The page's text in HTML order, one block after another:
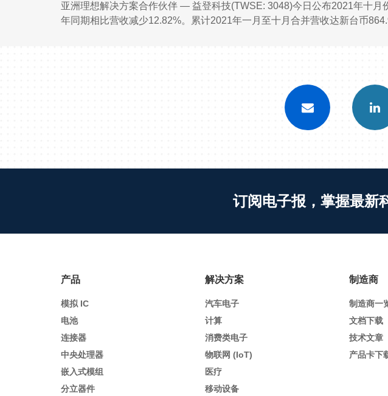
亚洲理想解决方案合作伙伴 ― 益登科技(TWSE: 3048)今日公布2021年十
年同期相比营收减少12.82%。累计2021年一月至十月合并营收达新台币
订阅电子报，掌握最新
产品
模拟 IC
电池
连接器
中央处理器
嵌入式模组
分立器件
解决方案
汽车电子
计算
消费类电子
物联网 (IoT)
医疗
移动设备
制造商
制造商一
文档下载
技术文章
产品卡下